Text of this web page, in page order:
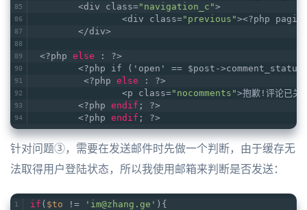
	<div class=
"navigation_c">
		<div class=
"previous"><?php
	</div>
<?php else : ?>
<?php if ('open' == $post-
	 <?php
else : ?>
		<p class=
"nocomments">抱歉!评论已
	<?php
endif ; ?>
	<?php
endif ; ?>
针对问题③，需要在发送邮件时先做一个判断，由于缓存无
法取得用户登陆状态，所以我使用邮箱来判断是否发送：
if ( $to != 'im@zhang.ge' ){